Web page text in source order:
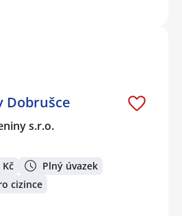
Dobrušce
s.r.o.
Kč
Plný úvazek
cizince